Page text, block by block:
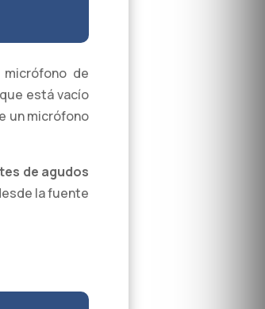
de
está vacío
un micrófono
de agudos
la fuente